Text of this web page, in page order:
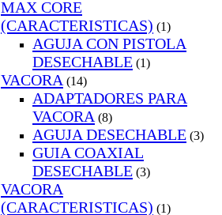
MAX CORE
(CARACTERISTICAS) (1)
AGUJA CON PISTOLA
DESECHABLE (1)
VACORA (14)
ADAPTADORES PARA
VACORA (8)
AGUJA DESECHABLE (3)
GUIA COAXIAL
DESECHABLE (3)
VACORA
(CARACTERISTICAS) (1)